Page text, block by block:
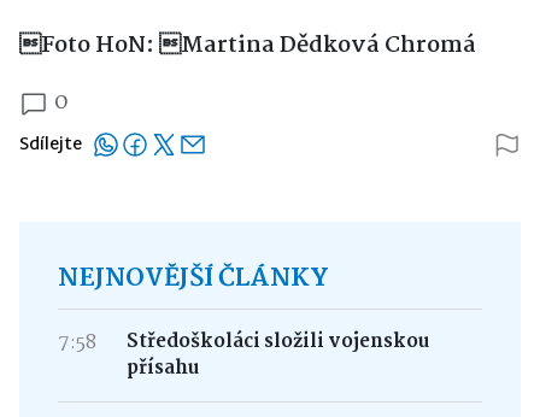
Foto HoN: Martina Dědková Chromá
0
Sdílejte
NEJNOVĚJŠÍ ČLÁNKY
7:58
Středoškoláci složili vojenskou
přísahu